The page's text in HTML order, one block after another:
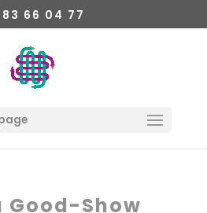
66 04 77
Good-Show